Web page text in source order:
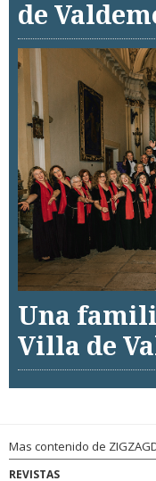
de
Una
Villa de
Mas contenido de
REVISTAS